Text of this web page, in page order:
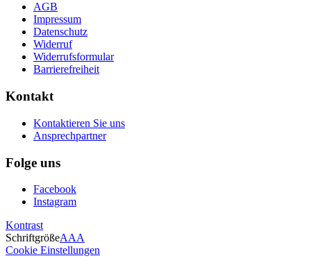
AGB
Impressum
Datenschutz
Widerruf
Widerrufsformular
Barrierefreiheit
Kontakt
Kontaktieren Sie uns
Ansprechpartner
Folge uns
Facebook
Instagram
Kontrast
SchriftgrößeAAA
Cookie Einstellungen